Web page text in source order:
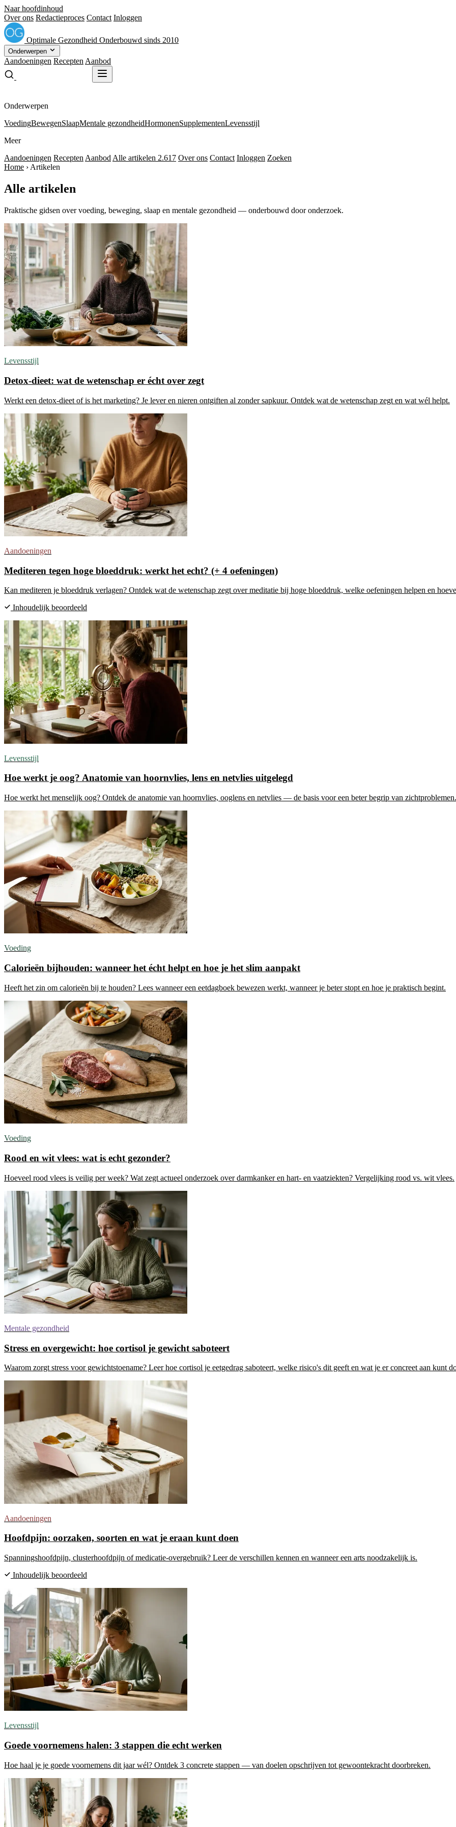
Naar hoofdinhoud
Over ons Redactieproces Contact Inloggen
Optimale Gezondheid Onderbouwd sinds 2010
Onderwerpen
Aandoeningen Recepten Aanbod
Onderwerpen
VoedingBewegenSlaapMentale gezondheidHormonenSupplementenLevensstijl
Meer
Aandoeningen Recepten Aanbod Alle artikelen 2.617 Over ons Contact Inloggen Zoeken
Home › Artikelen
Alle artikelen
Praktische gidsen over voeding, beweging, slaap en mentale gezondheid — onderbouwd door onderzoek.
Levensstijl
Detox-dieet: wat de wetenschap er écht over zegt
Werkt een detox-dieet of is het marketing? Je lever en nieren ontgiften al zonder sapkuur. Ontdek wat de wetenschap zegt en wat wél helpt.
Aandoeningen
Mediteren tegen hoge bloeddruk: werkt het echt? (+ 4 oefeningen)
Kan mediteren je bloeddruk verlagen? Ontdek wat de wetenschap zegt over meditatie bij hoge bloeddruk, welke oefeningen helpen en
Inhoudelijk beoordeeld
Levensstijl
Hoe werkt je oog? Anatomie van hoornvlies, lens en netvlies uitgelegd
Hoe werkt het menselijk oog? Ontdek de anatomie van hoornvlies, ooglens en netvlies — de basis voor een beter begrip van zichtproblemen.
Voeding
Calorieën bijhouden: wanneer het écht helpt en hoe je het slim aanpakt
Heeft het zin om calorieën bij te houden? Lees wanneer een eetdagboek bewezen werkt, wanneer je beter stopt en hoe je praktisch begint.
Voeding
Rood en wit vlees: wat is echt gezonder?
Hoeveel rood vlees is veilig per week? Wat zegt actueel onderzoek over darmkanker en hart- en vaatziekten? Vergelijking rood vs. wit vlees.
Mentale gezondheid
Stress en overgewicht: hoe cortisol je gewicht saboteert
Waarom zorgt stress voor gewichtstoename? Leer hoe cortisol je eetgedrag saboteert, welke risico's dit geeft en wat je er concreet aan kunt
Aandoeningen
Hoofdpijn: oorzaken, soorten en wat je eraan kunt doen
Spanningshoofdpijn, clusterhoofdpijn of medicatie-overgebruik? Leer de verschillen kennen en wanneer een arts noodzakelijk is.
Inhoudelijk beoordeeld
Levensstijl
Goede voornemens halen: 3 stappen die echt werken
Hoe haal je je goede voornemens dit jaar wél? Ontdek 3 concrete stappen — van doelen opschrijven tot gewoontekracht doorbreken.